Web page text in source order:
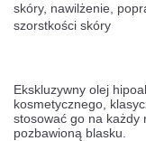
skóry, nawilżenie,
szorstkości skóry
Ekskluzywny olej
kosmetycznego,
stosować go na każdy
pozbawioną blasku.